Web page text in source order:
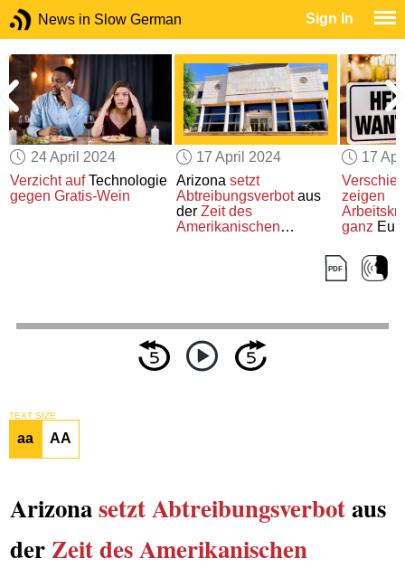
News in Slow German Sign In
24 April 2024
Verzicht aufTechnologie
gegen Gratis-Wein
17 April 2024
Arizona setzt
Abtreibungsverbotaus
der Zeit des
Amerikanischen
17
zeigen
ganz
TEXT SIZE
aa AA
ArizonasetztAbtreibungsverbotaus
derZeit des Amerikanischen